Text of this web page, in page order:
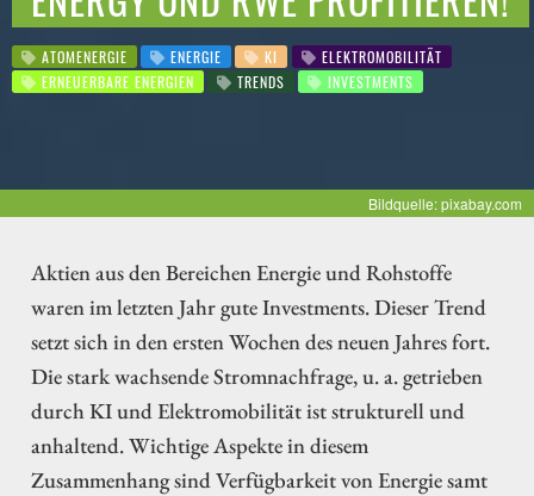
ATOMENERGIE ENERGIE KI
ELEKTROMOBILITÄT
ERNEUERBARE ENERGIEN
TRENDS INVESTMENTS
Bildquelle: pixabay.com
Aktien aus den Bereichen Energie und Rohstoffe
waren im letzten Jahr gute Investments. Dieser Trend
setzt sich in den ersten Wochen des neuen Jahres fort.
Die stark wachsende Stromnachfrage, u. a. getrieben
durch KI und Elektromobilität ist strukturell und
anhaltend. Wichtige Aspekte in diesem
Zusammenhang sind Verfügbarkeit von Energie samt